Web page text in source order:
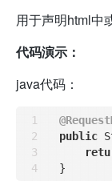
用于声明html中
代码演示：
java代码：
public